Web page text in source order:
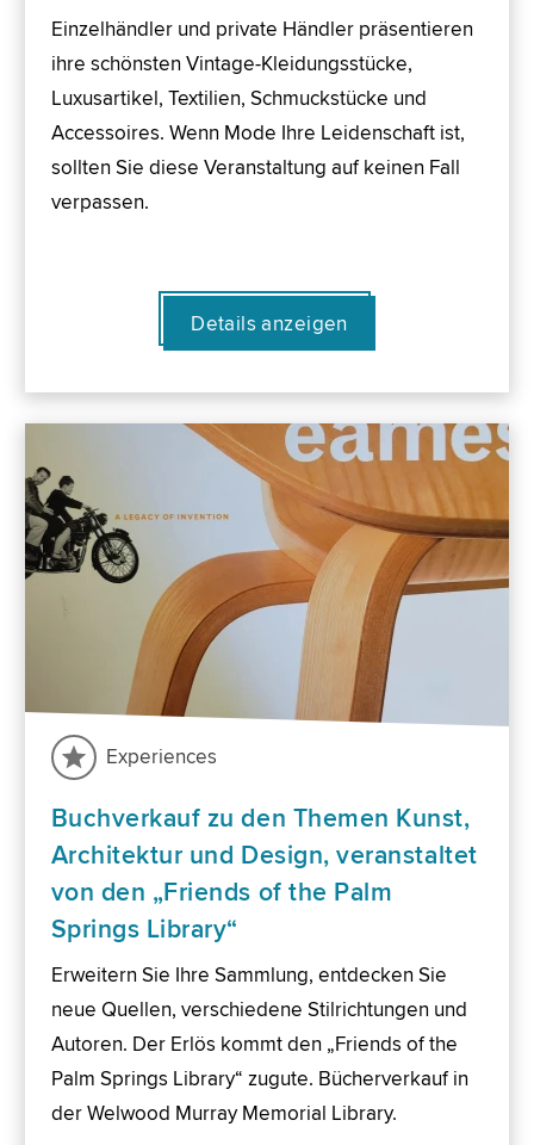
Einzelhändler und private Händler präsentieren
ihre schönsten Vintage-Kleidungsstücke,
Luxusartikel, Textilien, Schmuckstücke und
Accessoires. Wenn Mode Ihre Leidenschaft ist,
sollten Sie diese Veranstaltung auf keinen Fall
verpassen.
Details anzeigen
Experiences
Buchverkauf zu den Themen Kunst,
Architektur und Design, veranstaltet
von den „Friends of the Palm
Springs Library“
Erweitern Sie Ihre Sammlung, entdecken Sie
neue Quellen, verschiedene Stilrichtungen und
Autoren. Der Erlös kommt den „Friends of the
Palm Springs Library“ zugute. Bücherverkauf in
der Welwood Murray Memorial Library.